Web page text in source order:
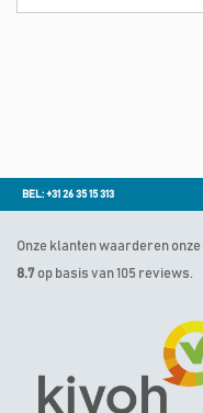
BEL: +31 26 35 15 313
Onze klanten waarderen
8.7 op basis van 105 reviews.